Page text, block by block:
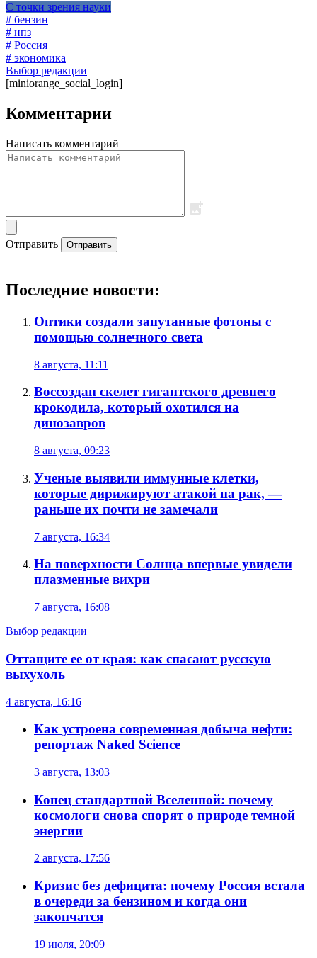
С точки зрения науки
# бензин
# нпз
# Россия
# экономика
Выбор редакции
[miniorange_social_login]
Комментарии
Написать комментарий
Отправить Отправить
Последние новости:
Оптики создали запутанные фотоны с
помощью солнечного света
8 августа, 11:11
Воссоздан скелет гигантского древнего
крокодила, который охотился на
динозавров
8 августа, 09:23
Ученые выявили иммунные клетки,
которые дирижируют атакой на рак, —
раньше их почти не замечали
7 августа, 16:34
На поверхности Солнца впервые увидели
плазменные вихри
7 августа, 16:08
Выбор редакции
Оттащите ее от края: как спасают русскую
выхухоль
4 августа, 16:16
Как устроена современная добыча нефти:
репортаж Naked Science
3 августа, 13:03
Конец стандартной Вселенной: почему
космологи снова спорят о природе темной
энергии
2 августа, 17:56
Кризис без дефицита: почему Россия встала
в очереди за бензином и когда они
закончатся
19 июля, 20:09